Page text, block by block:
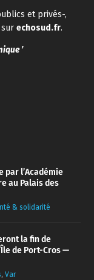
et privés-,
surechosud.fr.
’
par l’Académie
au Palais des
& solidarité
la fin de
de Port-Cros —
,Var